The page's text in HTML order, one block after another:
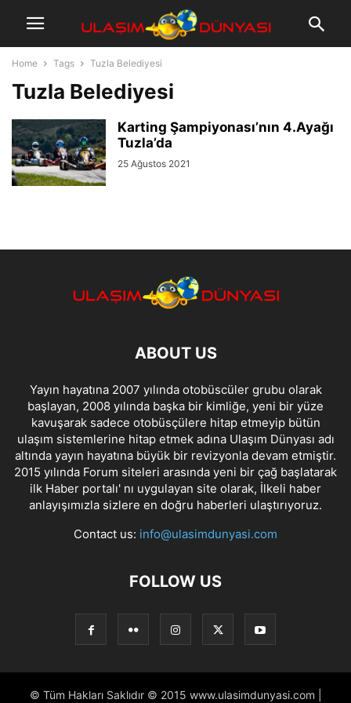
Home Tags Tuzla Belediyesi
Tuzla Belediyesi
Karting Şampiyonası’nın 4.Ayağı
Tuzla’da
25 Ağustos 2021
ABOUT US
Yayın hayatına 2007 yılında otobüscüler grubu olarak
başlayan, 2008 yılında başka bir kimliğe, yeni bir yüze
kavuşarak sadece otobüsçülere hitap etmeyip bütün
ulaşım sistemlerine hitap etmek adına Ulaşım Dünyası adı
altında yayın hayatına büyük bir revizyonla devam etmiştir.
2015 yılında Forum siteleri arasında yeni bir çağ başlatarak
ilk Haber portalı' nı uygulayan site olarak, İlkeli haber
anlayışımızla sizlere en doğru haberleri ulaştırıyoruz.
Contact us: info@ulasimdunyasi.com
FOLLOW US
© Tüm Hakları Saklıdır © 2015 www.ulasimdunyasi.com |